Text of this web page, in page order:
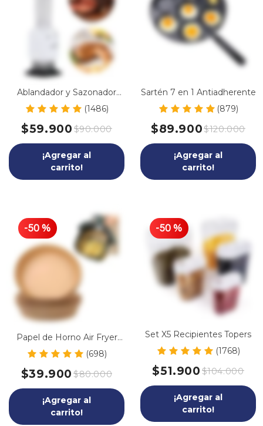
Ablandador y Sazonador
Sauces Injector
(1486)
$59.900 $90.000
¡Agregar al
carrito!
Sartén 7 en 1 Antiadherente
(879)
$89.900$120.000
¡Agregar al
carrito!
-50%
Papel de Horno Air Fryer
100 pcs (698)
$39.900 $80.000
¡Agregar al
carrito!
-50%
Set X5 Recipientes Topers
(1768)
$51.900 $104.000
¡Agregar al
carrito!